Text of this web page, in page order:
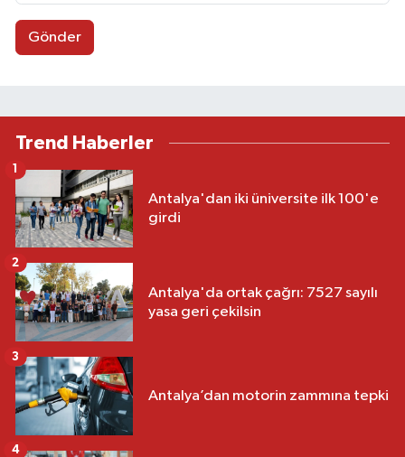
Gönder
Trend Haberler
Antalya'dan iki üniversite ilk 100'e
girdi
Antalya'da ortak çağrı: 7527 sayılı
yasa geri çekilsin
2
Antalya’dan motorin zammına tepki
3
4